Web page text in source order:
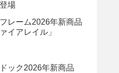
場
レーム2026年新商品
ァイアレイル」
ック2026年新商品